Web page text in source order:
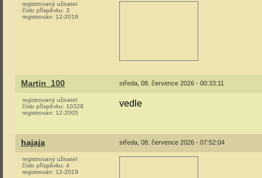
registrovaný uživatel
číslo příspěvku: 3
registrován: 12-2019
Martin_100 středa, 08. července 2026 - 00:33:11
registrovaný uživatel
číslo příspěvku: 10328
registrován: 12-2005
vedle
hajaja středa, 08. července 2026 - 07:52:04
registrovaný uživatel
číslo příspěvku: 4
registrován: 12-2019